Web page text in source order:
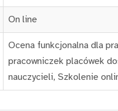
On line
Ocena funkcjonalna dla
pracowniczek placówek
nauczycieli, Szkolenie